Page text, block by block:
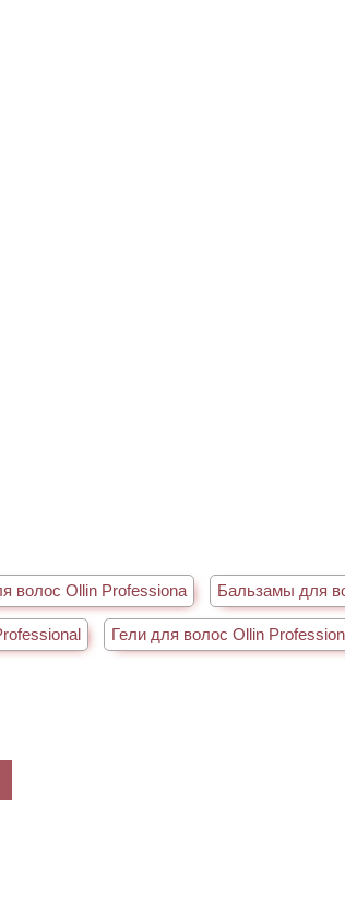
волос Ollin Professiona Бальзамы для
Гели для волос Ollin